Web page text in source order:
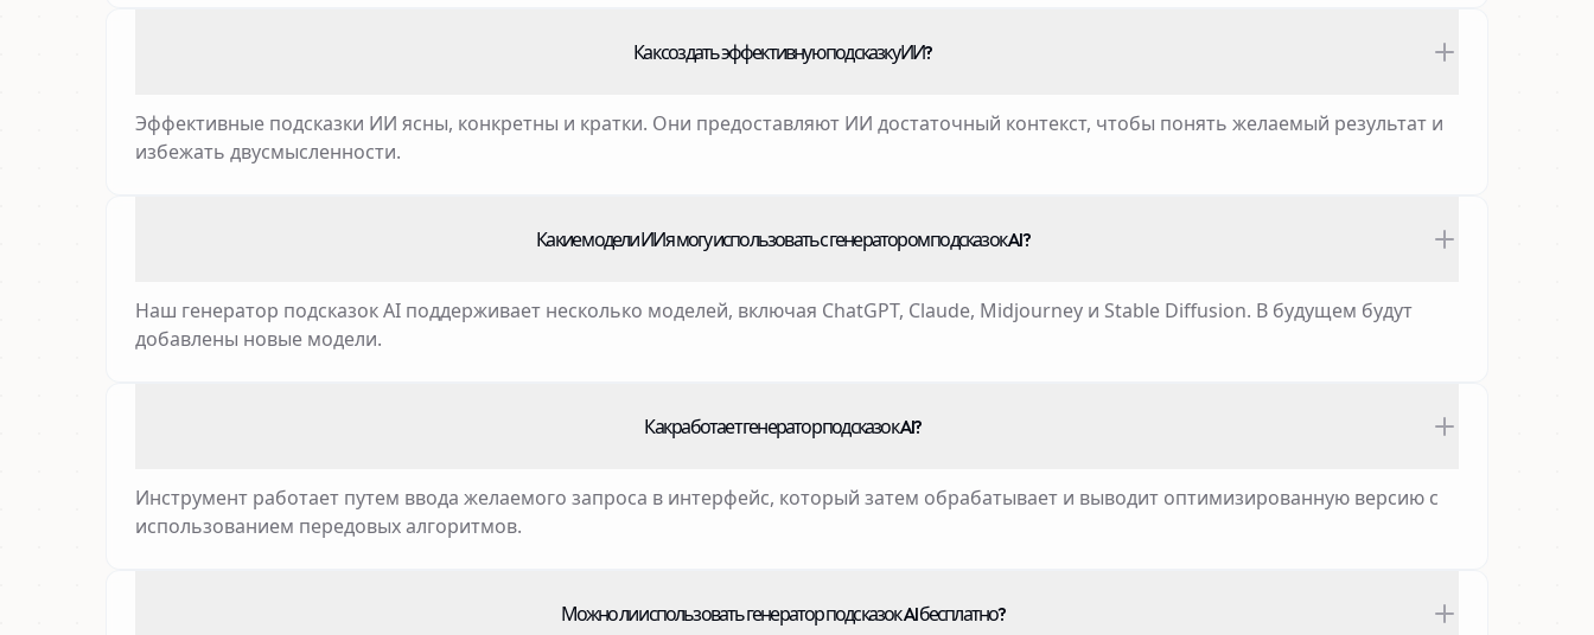
Как создать эффективную подсказку ИИ?
Эффективные подсказки ИИ ясны, конкретны и кратки. Они предоставляют ИИ достаточный контекст, чтобы понять желаемый результат и
избежать двусмысленности.
Какие модели ИИ я могу использовать с генератором подсказок AI?
Наш генератор подсказок AI поддерживает несколько моделей, включая ChatGPT, Claude, Midjourney и Stable Diffusion. В будущем будут
добавлены новые модели.
Как работает генератор подсказок AI?
Инструмент работает путем ввода желаемого запроса в интерфейс, который затем обрабатывает и выводит оптимизированную версию с
использованием передовых алгоритмов.
Можно ли использовать генератор подсказок AI бесплатно?